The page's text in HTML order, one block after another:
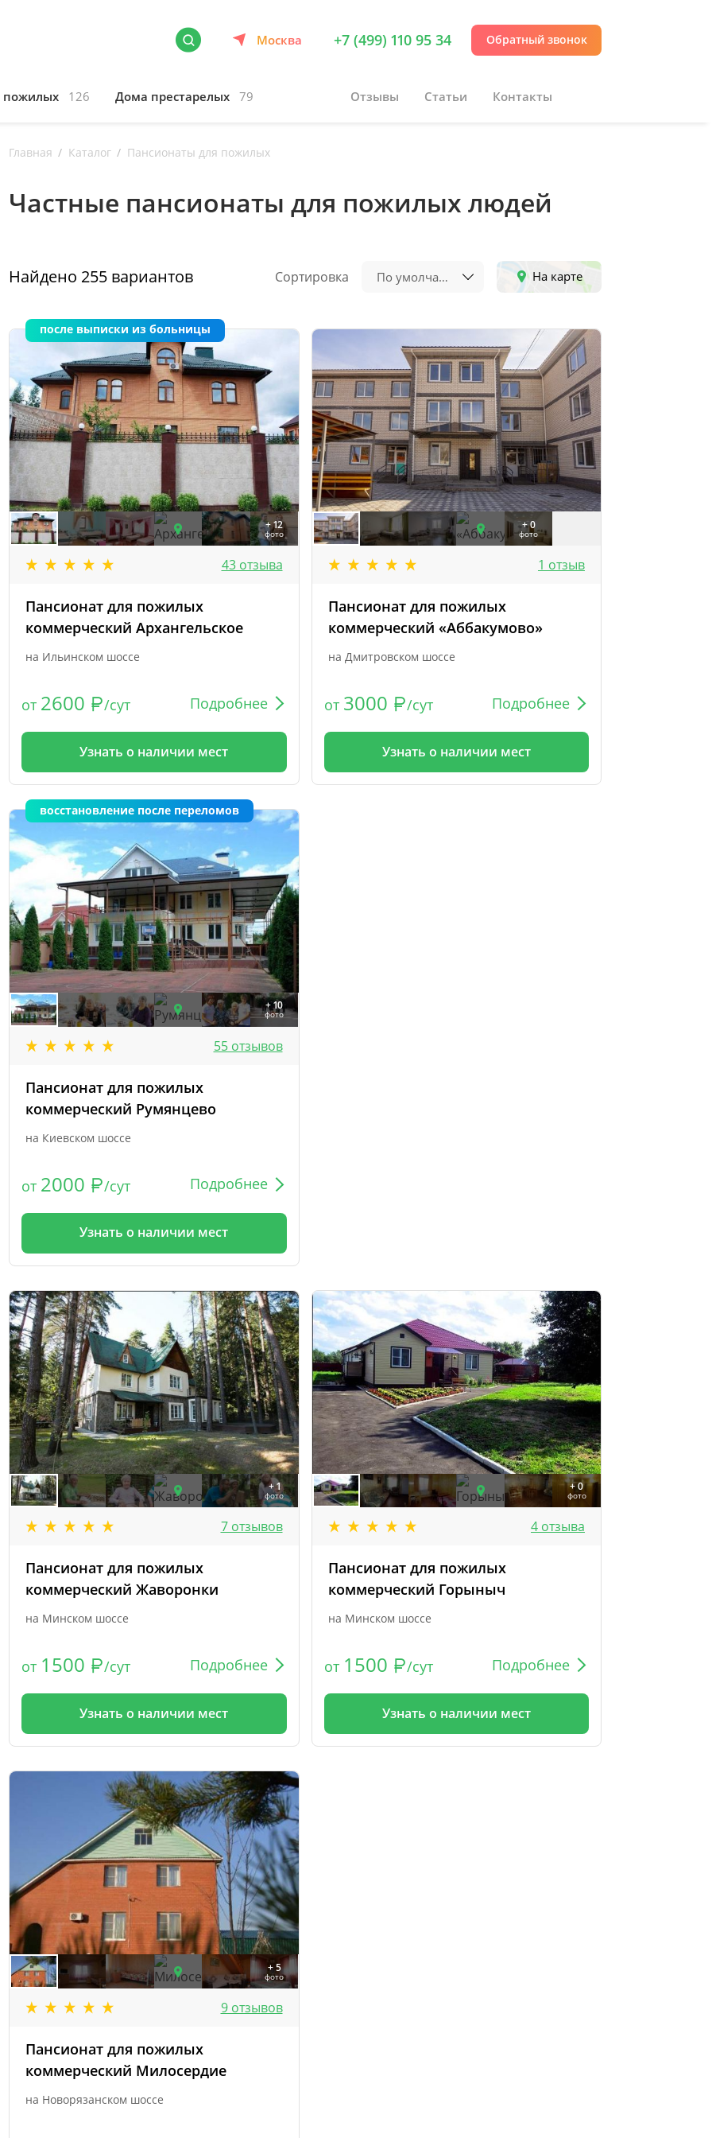
Москва +7 (499) 110 95 34 Обратный звонок
пожилых 126 Дома престарелых 79 Отзывы Статьи Контакты
Главная Каталог Пансионаты для пожилых
Частные пансионаты для пожилых людей
Найдено 255 вариантов Сортировка По умолчанию На карте
после выписки из больницы
+ 12
фото
43 отзыва
Пансионат для пожилых
коммерческий Архангельское
на Ильинском шоссе
от 2600 /сут Подробнее
Узнать о наличии мест
+ 0
фото
1 отзыв
Пансионат для пожилых
коммерческий «Аббакумово»
на Дмитровском шоссе
от 3000 /сут Подробнее
Узнать о наличии мест
восстановление после переломов
+ 10
фото
55 отзывов
Пансионат для пожилых
коммерческий Румянцево
на Киевском шоссе
от 2000 /сут Подробнее
Узнать о наличии мест
+ 1
фото
7 отзывов
Пансионат для пожилых
коммерческий Жаворонки
на Минском шоссе
от 1500 /сут Подробнее
Узнать о наличии мест
+ 0
фото
4 отзыва
Пансионат для пожилых
коммерческий Горыныч
на Минском шоссе
от 1500 /сут Подробнее
Узнать о наличии мест
+ 5
фото
9 отзывов
Пансионат для пожилых
коммерческий Милосердие
на Новорязанском шоссе